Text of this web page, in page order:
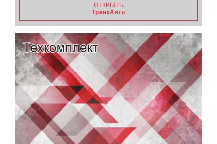
ОТКРЫТЬ
ТрансАвто